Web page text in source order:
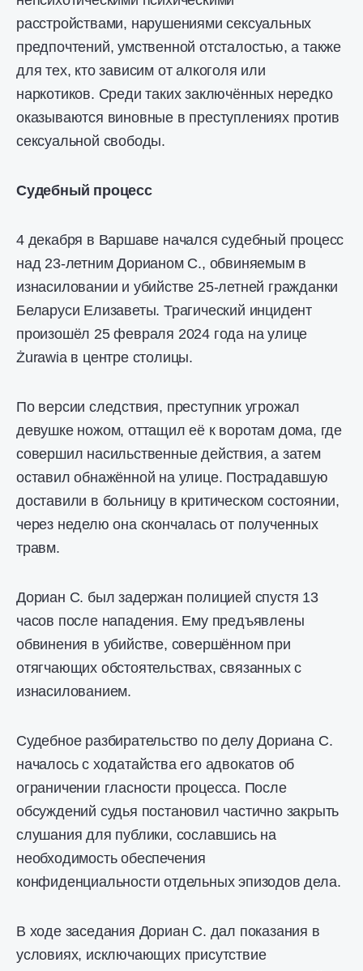
расстройствами, нарушениями сексуальных
предпочтений, умственной отсталостью, а также
для тех, кто зависим от алкоголя или
наркотиков. Среди таких заключённых нередко
оказываются виновные в преступлениях против
сексуальной свободы.
Судебный процесс
4 декабря в Варшаве начался судебный процесс
над 23-летним Дорианом С., обвиняемым в
изнасиловании и убийстве 25-летней гражданки
Беларуси Елизаветы. Трагический инцидент
произошёл 25 февраля 2024 года на улице
Żurawia в центре столицы.
По версии следствия, преступник угрожал
девушке ножом, оттащил её к воротам дома, где
совершил насильственные действия, а затем
оставил обнажённой на улице. Пострадавшую
доставили в больницу в критическом состоянии,
через неделю она скончалась от полученных
травм.
Дориан С. был задержан полицией спустя 13
часов после нападения. Ему предъявлены
обвинения в убийстве, совершённом при
отягчающих обстоятельствах, связанных с
изнасилованием.
Судебное разбирательство по делу Дориана С.
началось с ходатайства его адвокатов об
ограничении гласности процесса. После
обсуждений судья постановил частично закрыть
слушания для публики, сославшись на
необходимость обеспечения
конфиденциальности отдельных эпизодов дела.
В ходе заседания Дориан С. дал показания в
условиях, исключающих присутствие